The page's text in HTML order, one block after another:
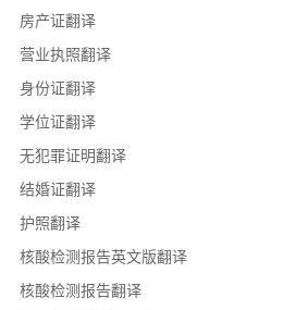
房产证翻译
营业执照翻译
身份证翻译
学位证翻译
无犯罪证明翻译
结婚证翻译
护照翻译
核酸检测报告英文版翻译
核酸检测报告翻译